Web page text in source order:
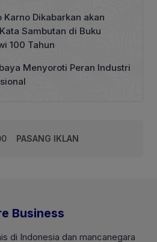
Karno Dikabarkan akan
Sambutan di Buku
100 Tahun
Menyoroti Peran Industri
PASANG IKLAN
Business
di Indonesia dan mancanegara